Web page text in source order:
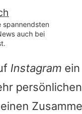
Familie & Liebe
Themen auf
spannendsten
auch bei
Instagram